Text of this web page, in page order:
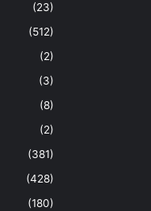
(23)
(512)
(2)
(3)
(8)
(2)
(381)
(428)
(180)